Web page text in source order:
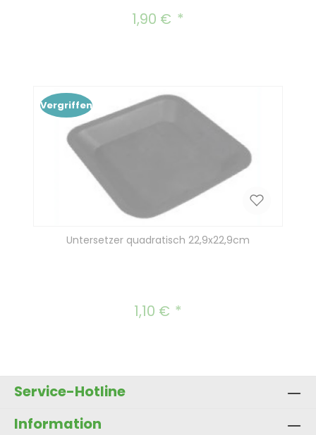
Regulärer Preis:
1,90 €
Vergriffen
Untersetzer quadratisch 22,9x22,9cm
Regulärer Preis:
1,10 €
Service-Hotline
Information